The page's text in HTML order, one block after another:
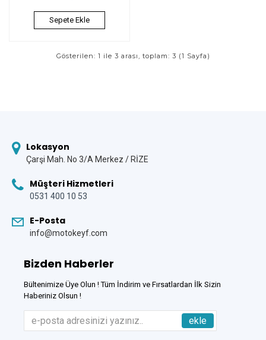
Sepete Ekle
Gösterilen: 1 ile 3 arası, toplam: 3 (1 Sayfa)
Lokasyon
Çarşi Mah. No 3/A Merkez / RİZE
Müşteri Hizmetleri
0531 400 10 53
E-Posta
info@motokeyf.com
Bizden Haberler
Bültenimize Üye Olun ! Tüm İndirim ve Fırsatlardan İlk Sizin
Haberiniz Olsun !
ekle